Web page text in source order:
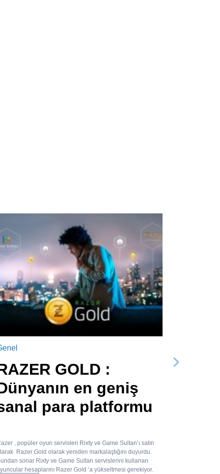
GOLD :
en geniş
para platformu
, popüler oyun servisleri Rixty ve Game Sultan’ı satın
Razer Gold olarak yeniden markalaştığını duyurdu.
sonar Rixty ve Game Sultan servislerini kullanan
hesaplarını Razer Gold ‘a yükseltmesi gerekiyor.